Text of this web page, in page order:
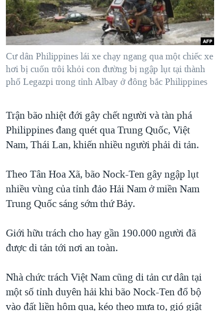
"Tìm"NGƯỜI VIỆT HẢI NGOẠI
ĐỜI SỐNG
KINH TẾ
KHOA HỌC
SỨC KHOẺ
THỂ THAO
GIÁO DỤC
TẠI
HÀNH TRÌNH BẦU CỬ 2024
MỘT NĂM CHIẾN TRANH TẠI DẢI GAZA
GIẢI MÃ VÀNH ĐAI & CON ĐƯỜNG
NGÀY TỊ NẠN THẾ GIỚI
CHI PHÍ CHIẾN TRANH AFGHANISTAN
CÁC GIÁ TRỊ CỘNG HÒA Ở VIỆT NAM
TRỊNH VĨNH BÌNH VS. CHÍNH PHỦ VIỆT NAM
NGƯ DÂN VIỆT VÀ LÀN SÓNG TRỘM HẢI SÂM
QUAN HỆ VIỆT MỸ
VIDEO
NGHE
MẠNG XÃ HỘI
Cư dân Philippines lái xe chạy ngang qua một chiếc xe
hơi bị cuốn trôi khỏi con đường bị ngập lụt tại thành
phố Legazpi trong tỉnh Albay ở đông bắc Philippines
Trận bão nhiệt đới gây chết người và tàn phá
Philippines đang quét qua Trung Quốc, Việt
Nam, Thái Lan, khiến nhiều người phải di tản.
Theo Tân Hoa Xã, bão Nock-Ten gây ngập lụt
nhiều vùng của tỉnh đảo Hải Nam ở miền Nam
Trung Quốc sáng sớm thứ Bảy.
Giới hữu trách cho hay gần 190.000 người đã
được di tản tới nơi an toàn.
Nhà chức trách Việt Nam cũng di tản cư dân tại
một số tỉnh duyên hải khi bão Nock-Ten đổ bộ
vào đất liền hôm qua, kéo theo mưa to, gió giật